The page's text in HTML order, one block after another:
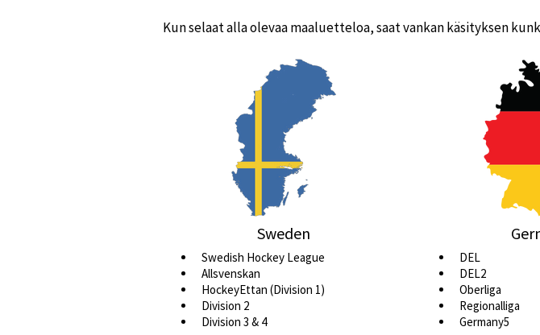
Kun selaat alla olevaa maaluetteloa, saat vankan käsityksen
Sweden
Swedish Hockey League
Allsvenskan
HockeyEttan (Division 1)
Division 2
Division 3 & 4
DEL
DEL2
Oberliga
Regionalliga
Germany5